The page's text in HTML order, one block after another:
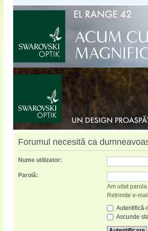
Forumul necesită ca
Nume utilizator:
Parolă:
Am uitat parola
Retrimite e-
Autentifică-
Ascunde